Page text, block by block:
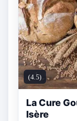
(4.5)
La Cure
Isère